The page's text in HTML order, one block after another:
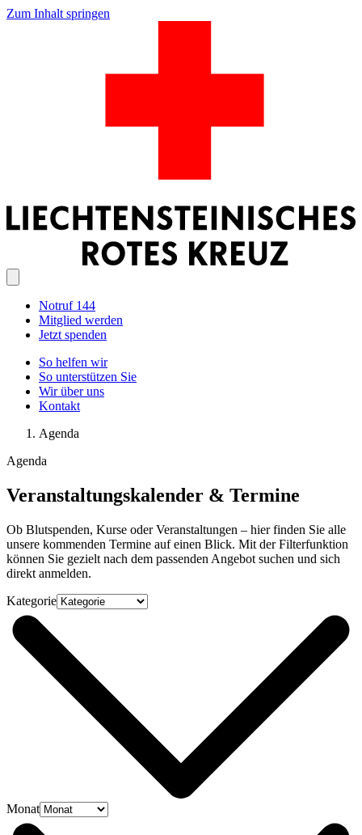
Zum Inhalt springen
Notruf 144
Mitglied werden
Jetzt spenden
So helfen wir
So unterstützen Sie
Wir über uns
Kontakt
Agenda
Agenda
Veranstaltungskalender & Termine
Ob Blutspenden, Kurse oder Veranstaltungen – hier finden Sie alle
unsere kommenden Termine auf einen Blick. Mit der Filterfunktion
können Sie gezielt nach dem passenden Angebot suchen und sich
direkt anmelden.
Kategorie
Monat